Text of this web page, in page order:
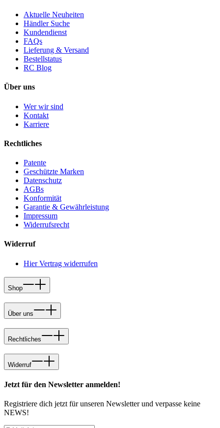
Aktuelle Neuheiten
Händler Suche
Kundendienst
FAQs
Lieferung & Versand
Bestellstatus
RC Blog
Über uns
Wer wir sind
Kontakt
Karriere
Rechtliches
Patente
Geschützte Marken
Datenschutz
AGBs
Konformität
Garantie & Gewährleistung
Impressum
Widerrufsrecht
Widerruf
Hier Vertrag widerrufen
Shop
Über uns
Rechtliches
Widerruf
Jetzt für den Newsletter anmelden!
Registriere dich jetzt für unseren Newsletter und verpasse keine
NEWS!